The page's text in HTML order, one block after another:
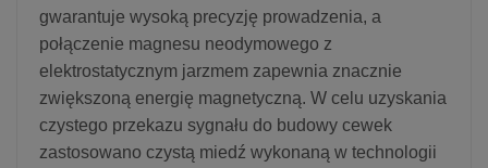
gwarantuje wysoką precyzję prowadzenia, a
połączenie magnesu neodymowego z
elektrostatycznym jarzmem zapewnia znacznie
zwiększoną energię magnetyczną. W celu uzyskania
czystego przekazu sygnału do budowy cewek
zastosowano czystą miedź wykonaną w technologii